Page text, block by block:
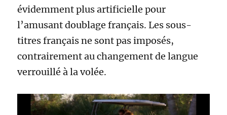
évidemment plus artificielle pour
l’amusant doublage français. Les sous-
titres français ne sont pas imposés,
contrairement au changement de langue
verrouillé à la volée.